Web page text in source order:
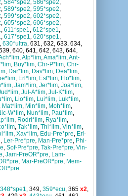
, 584*spe2, 586*spe2,
, 589*spe2, 595*spe2,
, 599*spe2, 602*spe2,
, 605*spe2, 606*spe2,
, 611*spe1, 612*spe1,
, 617*spe1, 620*spe1,
, 630*ultra, 631, 632, 633, 634,
640, 641, 642, 643, 644,
,Alp*lim,Ama*lim,Ant-
, Buy*lim, Chr-P*lim, Chr-
, Dar*lim, Dav*lim, Dea*lim,
, Erl*lim, Est*lim, Flo*lim,
, Jam*lim, Jer*lim, Joa*lim,
, Jul-A*lim, Jul-K*lim,
, Lio*lim, Lui*lim, Luk*lim,
, Mat*lim, Min*lim, Moh*lim,
W*lim, Nun*lim, Pau*lim,
, Rodri*lim, Rya*lim,
, Tak*lim, Thi*lim, Vin*lim,
, Xav*lim, Edu-Pre*pre, Erl-
, Ler-Pre*pre, Man-Pre*pre, Phi-
, Sof-Pre*pre, Tak-Pre*pre, Vin-
, Jam-PreOR*pre, Lam-
, Mar-PreOR*pre, Mem-
348*spe1, 349, 359*ecu, 365 x2,